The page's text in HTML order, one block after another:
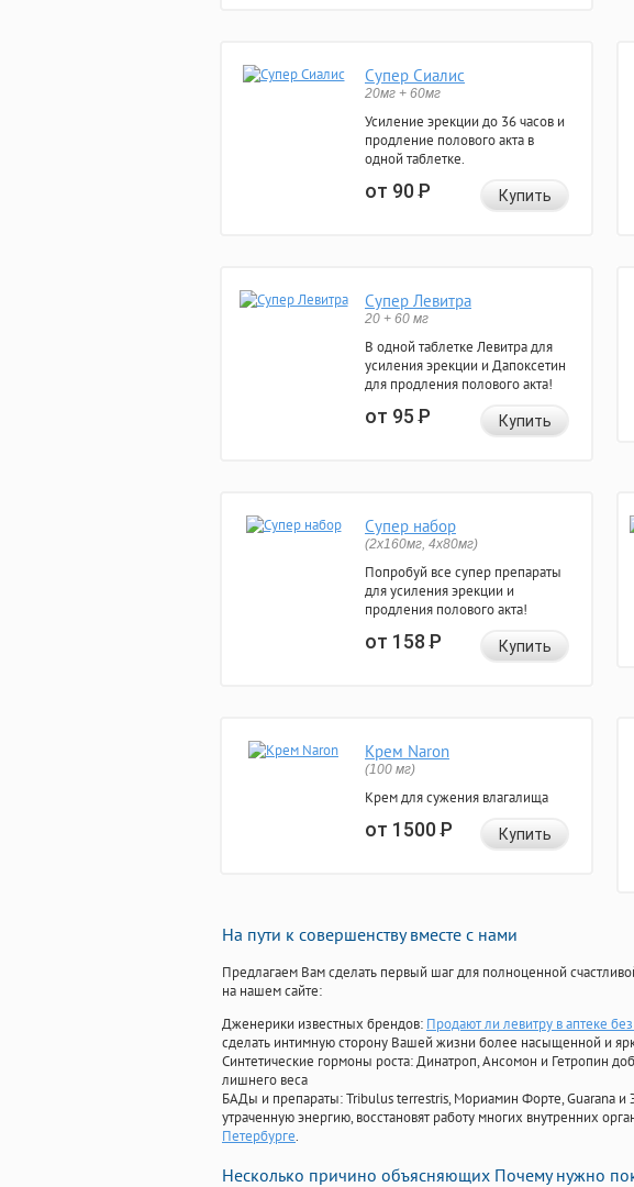
Супер Сиалис
20мг + 60мг
Усиление эрекции до 36 часов и
продление полового акта в
одной таблетке.
от 90Р Купить
Супер Левитра
20 + 60 мг
В одной таблетке Левитра для
усиления эрекции и Дапоксетин
для продления полового акта!
от 95Р Купить
Супер набор
(2х160мг, 4х80мг)
Попробуй все супер препараты
для усиления эрекции и
продления полового акта!
от 158Р Купить
Крем Naron
(100 мг)
Крем для сужения влагалища
от 1500Р Купить
На пути к совершенству вместе с нами
Предлагаем Вам сделать первый шаг для полноценной
на нашем сайте:
Дженерики известных брендов: Продают ли левитру в аптеке
сделать интимную сторону Вашей жизни более насыщенной и
Синтетические гормоны роста: Динатроп, Ансомон и Гетропин
лишнего веса
БАДы и препараты:Tribulus terrestris, Мориамин Форте, Guarana и
утраченную энергию, восстановят работу многих внутренних
Петербурге.
Несколько причино объясняющих Почему нужно